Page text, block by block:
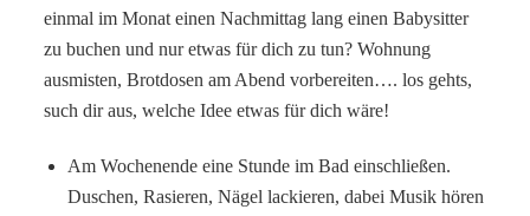
einmal im Monat einen Nachmittag lang einen Babysitter
zu buchen und nur etwas für dich zu tun? Wohnung
ausmisten, Brotdosen am Abend vorbereiten…. los gehts,
such dir aus, welche Idee etwas für dich wäre!
Am Wochenende eine Stunde im Bad einschließen.
Duschen, Rasieren, Nägel lackieren, dabei Musik hören